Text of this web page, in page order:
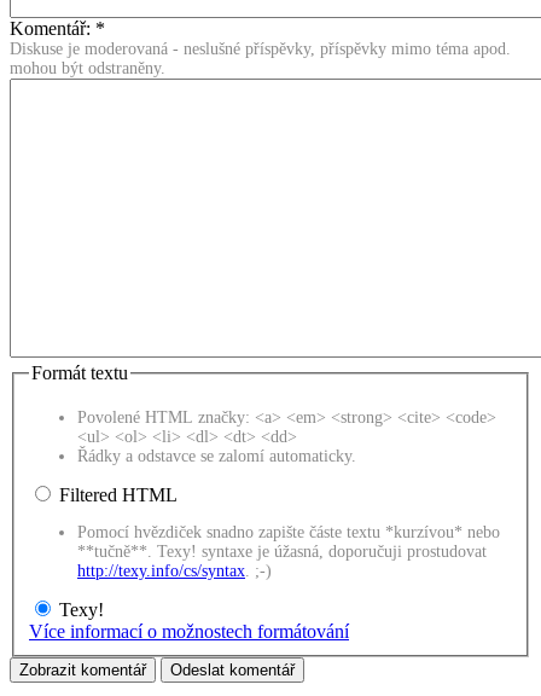
Komentář: *
Diskuse je moderovaná - neslušné příspěvky, příspěvky mimo téma apod.
mohou být odstraněny.
Formát textu
Povolené HTML značky: <a> <em> <strong> <cite> <code>
<ul> <ol> <li> <dl> <dt> <dd>
Řádky a odstavce se zalomí automaticky.
Filtered HTML
Pomocí hvězdiček snadno zapište částe textu *kurzívou* nebo
**tučně**. Texy! syntaxe je úžasná, doporučuji prostudovat
http://texy.info/cs/syntax . ;-)
Texy!
Více informací o možnostech formátování